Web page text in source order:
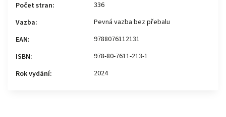
Počet stran:
336
Vazba:
Pevná vazba bez přebalu
EAN:
9788076112131
ISBN:
978-80-7611-213-1
Rok vydání: 2024